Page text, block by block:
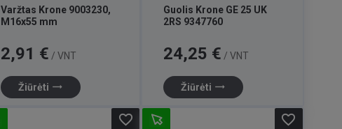
Varžtas Krone 9003230,
M16x55 mm
Kaina
2,91 € / VNT
Žiūrėti trending_flat
Guolis Krone GE 25 UK
2RS 9347760
Kaina
24,25 € / VNT
Žiūrėti trending_flat
favorite_border favorite_border